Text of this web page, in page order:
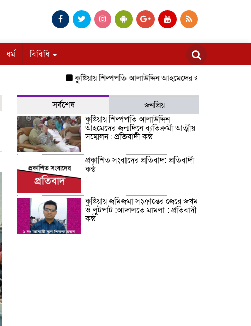
ধর্ম বিবিধি
কুষ্টিয়ায় শিল্পপতি আলাউদ্দিন আহমেদের জন্মদিনে ব্যতিক্রমী আত্মীয়
সর্বশেষ
জনপ্রিয়
কুষ্টিয়ায় শিল্পপতি আলাউদ্দিন
আহমেদের জন্মদিনে ব্যতিক্রমী আত্মীয়
সম্মেলন : প্রতিবাদী কন্ঠ
প্রকাশিত সংবাদের প্রতিবাদ: প্রতিবাদী
কন্ঠ
কুষ্টিয়ায় জমিজমা সংক্রান্তের জেরে জখম
ও লুটপাট :আদালতে মামলা : প্রতিবাদী
কন্ঠ